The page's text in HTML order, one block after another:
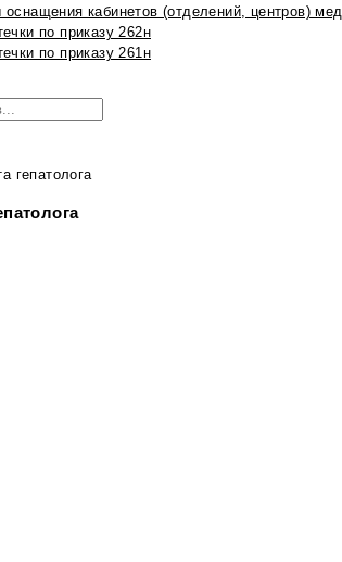
кабинетов (отделений, центров)
по приказу 262н
по приказу 261н
гепатолога